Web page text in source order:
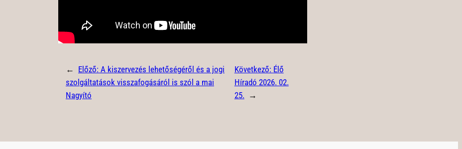
← Előző: A kiszervezés lehetőségéről és a jogi
szolgáltatások visszafogásáról is szól a mai
Nagyító
Következő: Élő
Híradó 2026. 02.
25. →